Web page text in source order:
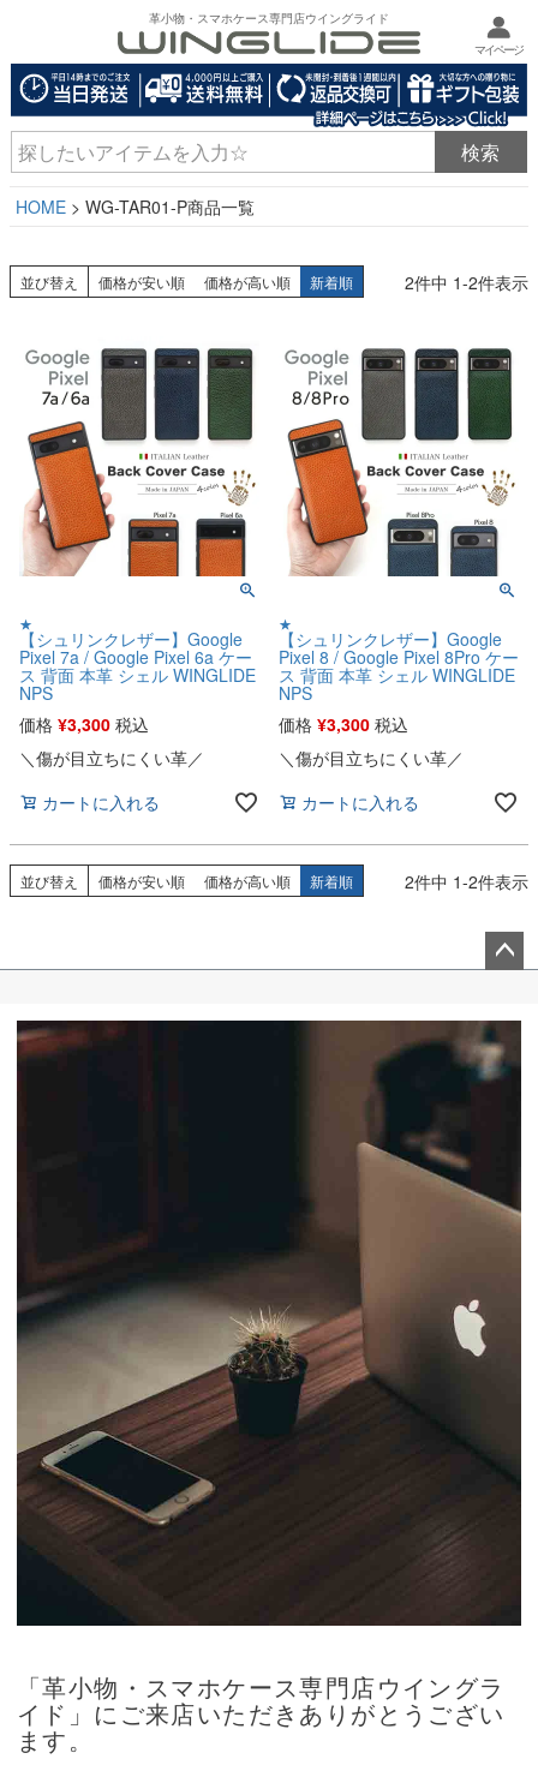
革小物・スマホケース専門店ウイングライド
マイページ
HOME WG-TAR01-P商品一覧
並び替え 価格が安い順 価格が高い順 新着順 2件中 1-2件表示
★
【シュリンクレザー】Google
Pixel 7a / Google Pixel 6a ケー
ス 背面 本革 シェル WINGLIDE
NPS
価格 ¥3,300 税込
＼傷が目立ちにくい革／
カートに入れる
★
【シュリンクレザー】Google
Pixel 8 / Google Pixel 8Pro ケー
ス 背面 本革 シェル WINGLIDE
NPS
価格 ¥3,300 税込
＼傷が目立ちにくい革／
カートに入れる
並び替え 価格が安い順 価格が高い順 新着順 2件中 1-2件表示
「革小物・スマホケース専門店ウイングラ
イド」にご来店いただきありがとうござい
ます。
ップ
へ